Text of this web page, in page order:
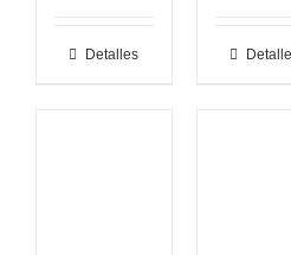
Detalles